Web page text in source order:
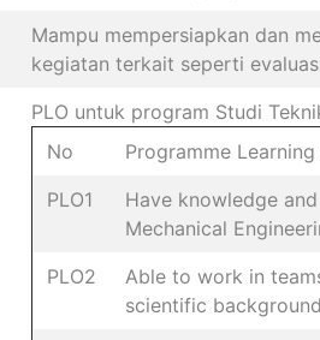
Mampu mempersiapkan dan
kegiatan terkait seperti
PLO untuk program Studi
No
Programme
PLO1
Have knowledge
Mechanical
PLO2
Able to work in
scientific